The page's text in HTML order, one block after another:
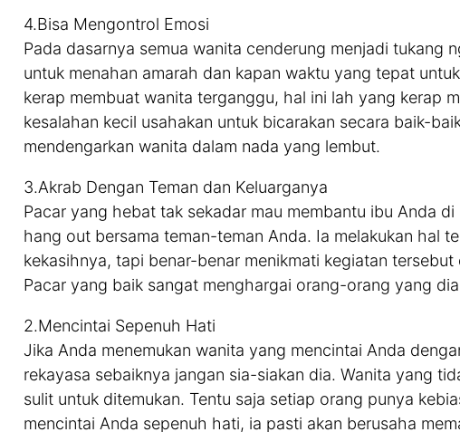
4.Bisa Mengontrol Emosi
Pada dasarnya semua wanita cenderung menjadi tukang
untuk menahan amarah dan kapan waktu yang tepat
kerap membuat wanita terganggu, hal ini lah yang kerap
kesalahan kecil usahakan untuk bicarakan secara baik-
mendengarkan wanita dalam nada yang lembut.
3.Akrab Dengan Teman dan Keluarganya
Pacar yang hebat tak sekadar mau membantu ibu Anda
hang out bersama teman-teman Anda. Ia melakukan hal
kekasihnya, tapi benar-benar menikmati kegiatan
Pacar yang baik sangat menghargai orang-orang yang
2.Mencintai Sepenuh Hati
Jika Anda menemukan wanita yang mencintai Anda
rekayasa sebaiknya jangan sia-siakan dia. Wanita yang
sulit untuk ditemukan. Tentu saja setiap orang punya
mencintai Anda sepenuh hati, ia pasti akan berusaha